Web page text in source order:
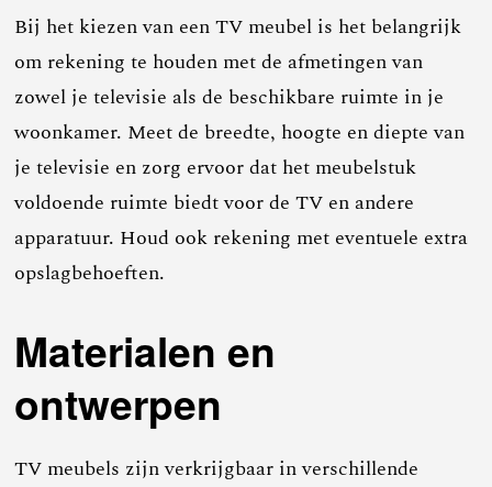
Bij het kiezen van een TV meubel is het belangrijk
om rekening te houden met de afmetingen van
zowel je televisie als de beschikbare ruimte in je
woonkamer. Meet de breedte, hoogte en diepte van
je televisie en zorg ervoor dat het meubelstuk
voldoende ruimte biedt voor de TV en andere
apparatuur. Houd ook rekening met eventuele extra
opslagbehoeften.
Materialen en
ontwerpen
TV meubels zijn verkrijgbaar in verschillende